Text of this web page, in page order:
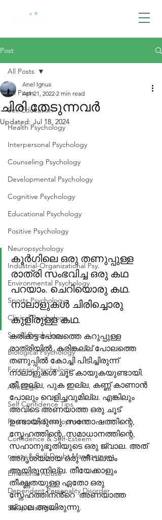
Post
All Posts
Sex Education
Health Psychology
Interpersonal Psychology
Counseling Psychology
Developmental Psychology
Cognitive Psychology
Educational Psychology
Positive Psychology
Neuropsychology
Industrial-Organizational Psy.
Environmental Psychology
Sports Psychology
Clinical Psychology
Social Psychology
Biological Psychology
Forensic Psychology
Alter Ego
Self Confidence Tips
Personality Development
Confidence & Self-Esteem
nxiety & Self-Doubt Management
Emotional Abuse
Dependent Personality Disorder
Sleep Disorders
All Posts
ചിരി തേടുന്നവർ
Anel Ignus
Apr 21, 2022 2 min read
Updated: Jul 18, 2024
കൂർഗിലെ ഒരു തണുപ്പുള്ള
രാത്രി സംഭവിച്ച ഒരു കഥ
പറയാം. ചെറിയൊരു കഥ.
നാലാളുകൾ ചിരിച്ചൊരു
കുളിരുള്ള കഥ.
കരിക്കട്ട പോലത്തെ കറുപ്പുള്ള
രാത്രിയിൽ, കരിങ്കല്ല് പോലത്തെ
തണുപ്പിൽ കോച്ചി പിടിച്ചിരുന്ന്
നാലാളുകൾ ചൂട് കായുകയുണ്ടായി.
തീ ഇല്ല, പുക ഇല്ല, കണ്ണ് കാണാൻ
പോലും വെളിച്ചവുമില്ല. എങ്കിലും
അവിടെ അണയാത്ത ഒരു ചൂട്
ഉണ്ടായിരുന്നു. സന്തോഷത്തിന്റെ,
സ്നേഹത്തിന്റെ, സമാധാനത്തിന്റെ,
സഹാനുഭൂതിയുടെ ഒരു ജ്വാല. അത്
അദൃശ്യമായ ഒരു തീ വലയം
ആയിരുന്നില്ല. തീയേക്കാളും
തീക്ഷ്ണതയുള്ള ഏതോ ഒരു
സ്നേഹത്തിന്ൻ്റെ  അണയാത്ത
ജ്വാല ആയിരുന്നു.